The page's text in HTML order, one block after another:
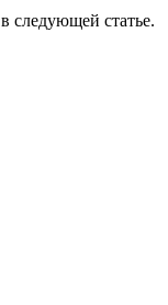
в следующей статье.